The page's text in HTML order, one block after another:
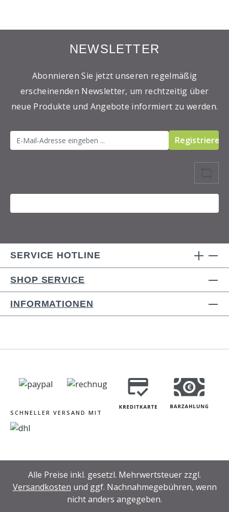
NEWSLETTER
Abonnieren Sie jetzt unseren regelmäßig
erscheinenden Newsletter, um rechtzeitig über
neue Produkte und Angebote informiert zu werden.
Registrieren
SERVICE HOTLINE
SHOP SERVICE
INFORMATIONEN
SCHNELLER VERSAND MIT
Alle Preise inkl. gesetzl. Mehrwertsteuer zzgl.
Versandkosten und ggf. Nachnahmegebühren, wenn
nicht anders angegeben.